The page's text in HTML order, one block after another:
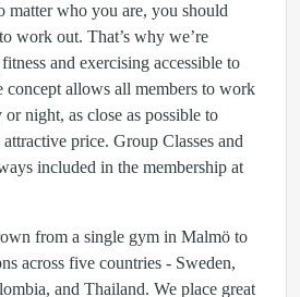
matter who you are, you should
work out. That’s why we’re
and exercising accessible to
concept allows all members to work
night, as close as possible to
price. Group Classes and
included in the membership at
from a single gym in Malmö to
across five countries - Sweden,
and Thailand. We place great